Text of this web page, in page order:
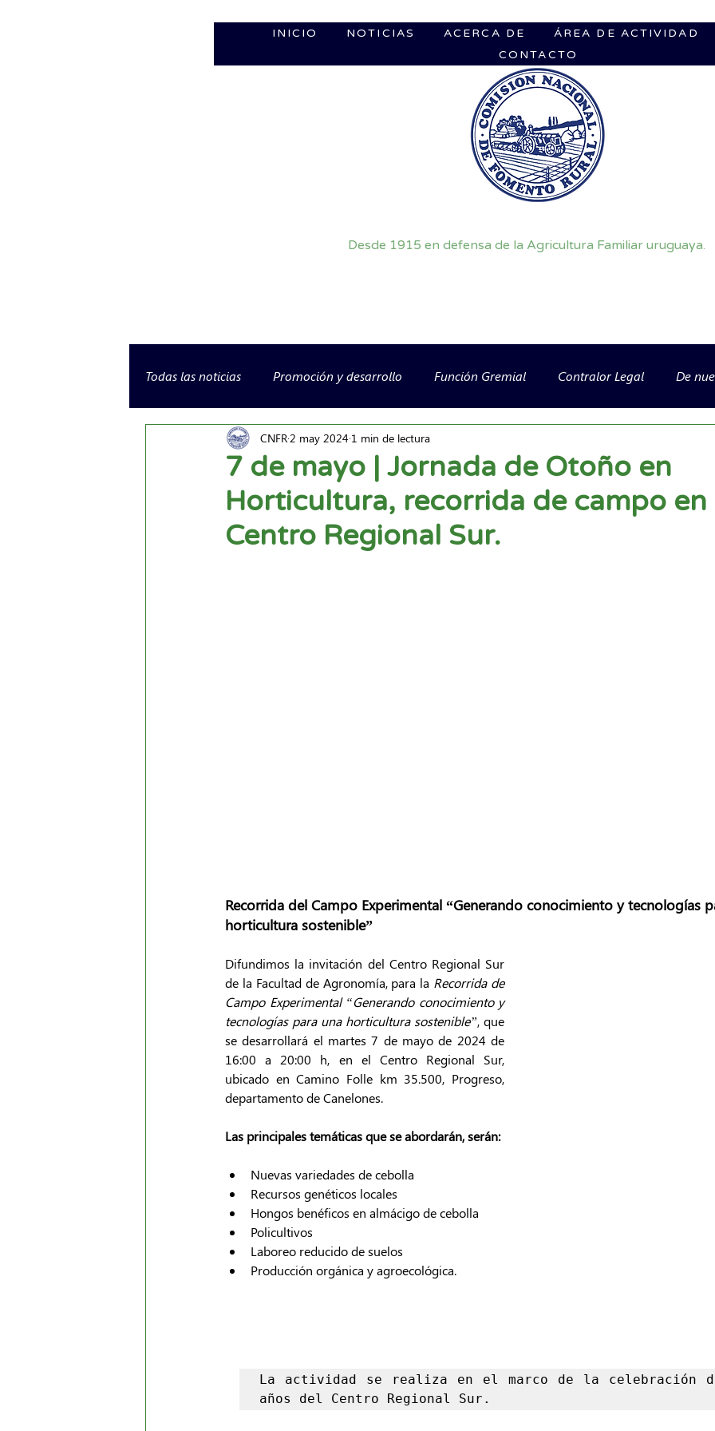
INICIO NOTICIAS ACERCA DE ÁREA DE ACTIVIDAD
CONTACTO
Desde 1915 en defensa de la Agricultura Familiar uruguaya.
Todas las noticias Promoción y desarrollo Función Gremial Contralor Legal De
7 de mayo | Jornada de Otoño en
Horticultura, recorrida de campo en
Centro Regional Sur.
CNFR 2 may 2024 1 min de lectura
Recorrida del Campo Experimental “Generando conocimiento y tecnologías
horticultura sostenible”
Difundimos la invitación del Centro Regional Sur
de la Facultad de Agronomía, para la Recorrida de
Campo Experimental “Generando conocimiento y
tecnologías para una horticultura sostenible”, que
se desarrollará el martes 7 de mayo de 2024 de
16:00 a 20:00 h, en el Centro Regional Sur,
ubicado en Camino Folle km 35.500, Progreso,
departamento de Canelones.
Las principales temáticas que se abordarán, serán:
Nuevas variedades de cebolla
Recursos genéticos locales
Hongos benéficos en almácigo de cebolla
Policultivos
Laboreo reducido de suelos
Producción orgánica y agroecológica.
La actividad se realiza en el marco de la celebración
años del Centro Regional Sur.